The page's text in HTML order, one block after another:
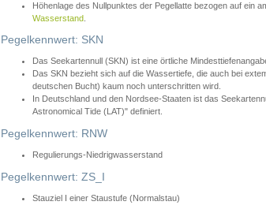
Höhenlage des Nullpunktes der Pegellatte bezogen auf ein
Wasserstand
Pegelkennwert: SKN
Das Seekartennull (SKN) ist eine örtliche
Das SKN bezieht sich auf die Wassertiefe, die auch bei
deutschen Bucht) kaum noch unterschritten wird.
In Deutschland und den Nordsee-Staaten ist das
Astronomical Tide (LAT)" definiert.
Pegelkennwert: RNW
Regulierungs-Niedrigwasserstand
Pegelkennwert: ZS_I
Stauziel I einer Staustufe (Normalstau)